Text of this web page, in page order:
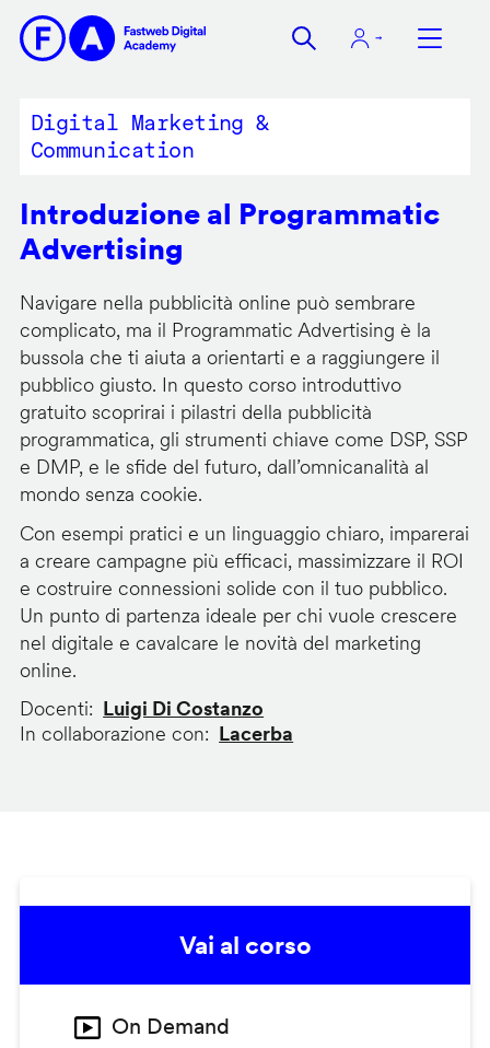
contenuto
Digital Marketing &
Communication
Introduzione al Programmatic
Advertising
Navigare nella pubblicità online può sembrare
complicato, ma il Programmatic Advertising è la
bussola che ti aiuta a orientarti e a raggiungere il
pubblico giusto. In questo corso introduttivo
gratuito scoprirai i pilastri della pubblicità
programmatica, gli strumenti chiave come DSP, SSP
e DMP, e le sfide del futuro, dall’omnicanalità al
mondo senza cookie.
Con esempi pratici e un linguaggio chiaro, imparerai
a creare campagne più efficaci, massimizzare il ROI
e costruire connessioni solide con il tuo pubblico.
Un punto di partenza ideale per chi vuole crescere
nel digitale e cavalcare le novità del marketing
online.
Docenti
Luigi Di Costanzo
In collaborazione con
Lacerba
Vai al corso
On Demand